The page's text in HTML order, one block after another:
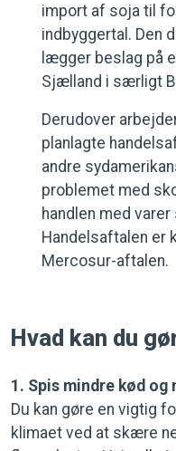
import af soja til
indbyggertal. Den
lægger beslag på
Sjælland i særligt
Derudover
planlagte
andre
problemet med
handlen med
Handelsaftalen er
Mercosur-aftalen.
Hvad kan du
1. Spis mindre kød
Du kan gøre en vigtig
klimaet ved at skære